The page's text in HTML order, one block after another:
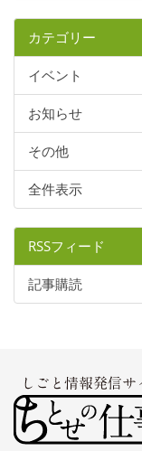
カテゴリー
イベント
お知らせ
その他
全件表示
RSSフィード
記事購読